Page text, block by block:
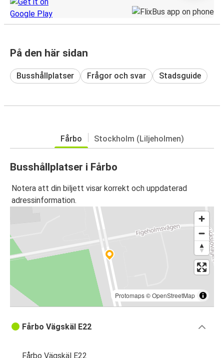
På den här sidan
Busshållplatser Frågor och svar Stadsguide
Fårbo Stockholm (Liljeholmen)
Busshållplatser i Fårbo
Notera att din biljett visar korrekt och uppdaterad
adressinformation.
Protomaps©OpenStreetMap
Fårbo Vägskäl E22
Fårbo Vägskäl E22